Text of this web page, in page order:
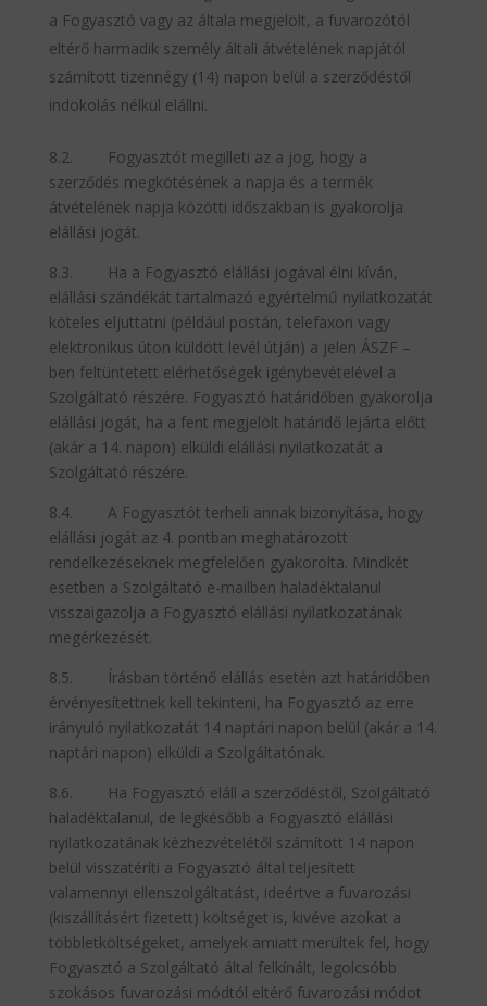
a Fogyasztó vagy az általa megjelölt, a fuvarozótól
eltérő harmadik személy általi átvételének napjától
számított tizennégy (14) napon belül a szerződéstől
indokolás nélkül elállni.
8.2. Fogyasztót megilleti az a jog, hogy a
szerződés megkötésének a napja és a termék
átvételének napja közötti időszakban is gyakorolja
elállási jogát.
8.3. Ha a Fogyasztó elállási jogával élni kíván,
elállási szándékát tartalmazó egyértelmű nyilatkozatát
köteles eljuttatni (például postán, telefaxon vagy
elektronikus úton küldött levél útján) a jelen ÁSZF –
ben feltüntetett elérhetőségek igénybevételével a
Szolgáltató részére. Fogyasztó határidőben gyakorolja
elállási jogát, ha a fent megjelölt határidő lejárta előtt
(akár a 14. napon) elküldi elállási nyilatkozatát a
Szolgáltató részére.
8.4. A Fogyasztót terheli annak bizonyítása, hogy
elállási jogát az 4. pontban meghatározott
rendelkezéseknek megfelelően gyakorolta. Mindkét
esetben a Szolgáltató e-mailben haladéktalanul
visszaigazolja a Fogyasztó elállási nyilatkozatának
megérkezését.
8.5. Írásban történő elállás esetén azt határidőben
érvényesítettnek kell tekinteni, ha Fogyasztó az erre
irányuló nyilatkozatát 14 naptári napon belül (akár a 14.
naptári napon) elküldi a Szolgáltatónak.
8.6. Ha Fogyasztó eláll a szerződéstől, Szolgáltató
haladéktalanul, de legkésőbb a Fogyasztó elállási
nyilatkozatának kézhezvételétől számított 14 napon
belül visszatéríti a Fogyasztó által teljesített
valamennyi ellenszolgáltatást, ideértve a fuvarozási
(kiszállításért fizetett) költséget is, kivéve azokat a
többletköltségeket, amelyek amiatt merültek fel, hogy
Fogyasztó a Szolgáltató által felkínált, legolcsóbb
szokásos fuvarozási módtól eltérő fuvarozási módot